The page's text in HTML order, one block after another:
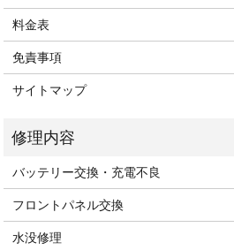
料金表
免責事項
サイトマップ
バッテリー交換・充電不良
フロントパネル交換
水没修理